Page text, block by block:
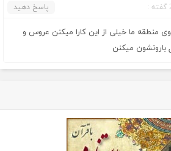
پاسخ دهید
منطقه ما خیلی از این کارا میکنن عروس و
بارونشون میکنن